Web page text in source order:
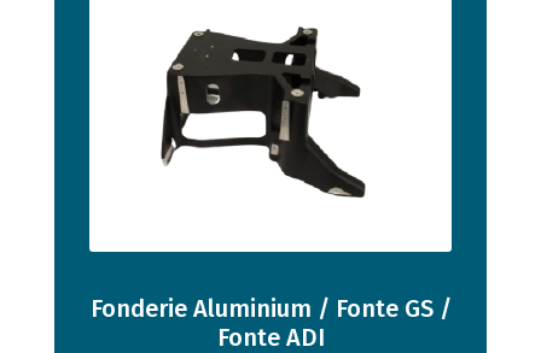
Fonderie Aluminium / Fonte GS /
Fonte ADI